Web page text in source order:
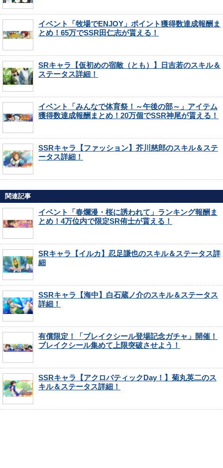
イベント「牧場でENJOY」ポイント獲得数達成報酬ま
とめ！65万でSSR田仁志が貰える！
SRキャラ【仮初めの宿敵（とも）】日吉若のスキル＆
ステータス詳細！
イベント「みんなで体育祭！～午後の部～」アイテム
獲得数達成報酬まとめ！20万個でSSR神尾が貰える！
SSRキャラ【ファッション】芥川慈郎のスキル＆ステ
ータス詳細！
関連記事
イベント「春爛漫・桜に誘われて」ランキング報酬ま
とめ！4万位内で限定SR侑士が貰える！
SRキャラ【イルカ】忍足謙也のスキル＆ステータス詳
細
SSRキャラ【海中】白石蔵ノ介のスキル＆ステータス
詳細！
有償限定！「ブレイクシール登場記念ガチャ」開催！
ブレイクシール集めて上限突破させよう！
SSRキャラ【アクロバティックDay！】菊丸英二のス
キル＆ステータス詳細！